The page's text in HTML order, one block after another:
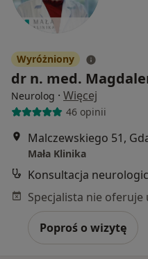
Wyróżniony
dr n. med.
Neurolog · Więcej
46 opinii
Malczewskiego 51,
Mała Klinika
Konsultacja
Poproś o wizytę